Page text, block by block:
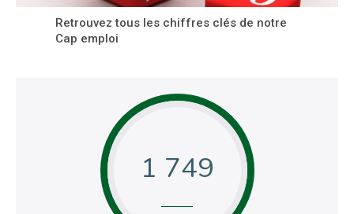
Retrouvez tous les chiffres clés de notre
Cap emploi
1 749